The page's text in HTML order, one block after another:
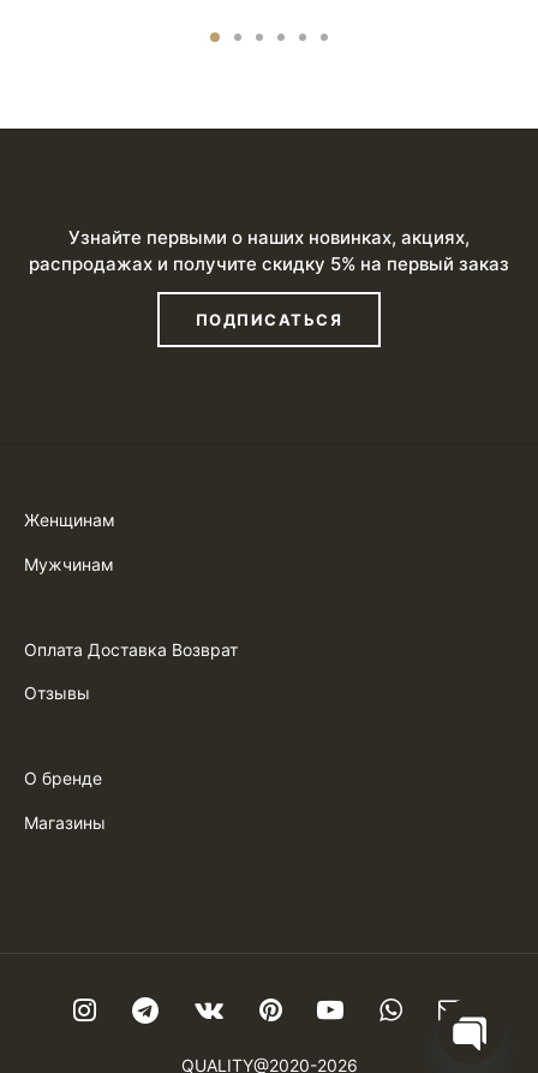
Узнайте первыми о наших новинках, акциях,
распродажах и получите скидку 5% на первый заказ
ПОДПИСАТЬСЯ
Женщинам
Мужчинам
Оплата Доставка Возврат
Отзывы
О бренде
Магазины
QUALITY@2020-2026